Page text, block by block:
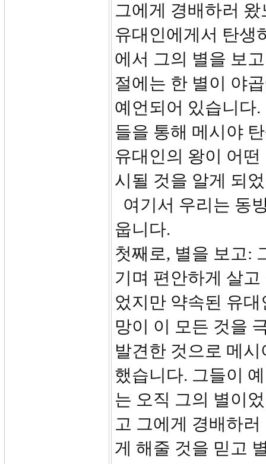
그에게 경배하러 왔
유대인에게서 탄생
에서 그의 별을 보
절에는 한 별이 야
예언되어 있습니다
들을 통해 메시야
유대인의 왕이 어
시될 것을 알게 되
여기서 우리는 동
웁니다.
첫째로, 별을 보고:
기며 편안하게 살
었지만 약속된 유
망이 이 모든 것을
발견한 것으로 메
했습니다. 그들이
는 오직 그의 별이
고 그에게 경배하
게 해줄 것을 믿고